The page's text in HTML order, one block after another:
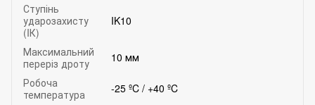
Ступінь
ударозахисту
(IК)
IK10
Максимальний
переріз дроту
10 мм
Робоча
температура
-25 ºC / +40 ºC